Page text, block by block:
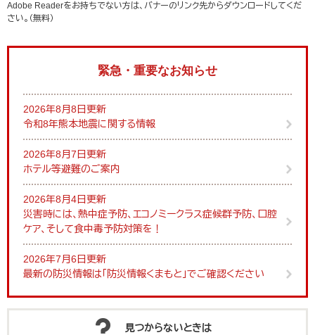
Adobe Readerをお持ちでない方は、バナーのリンク先からダウンロードしてくだ
さい。（無料）
緊急・重要なお知らせ
2026年8月8日更新
令和8年熊本地震に関する情報
2026年8月7日更新
ホテル等避難のご案内
2026年8月4日更新
災害時には、熱中症予防、エコノミークラス症候群予防、口腔
ケア、そして食中毒予防対策を！
2026年7月6日更新
最新の防災情報は「防災情報くまもと」でご確認ください
見つからないときは